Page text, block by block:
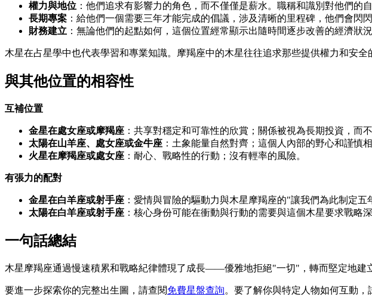
權力與地位 ：他們追求有影響力的角色，而不僅僅是薪水。職稱和識別對他們的
長期專案 ：給他們一個需要三年才能完成的倡議，涉及清晰的里程碑，他們會閃
財務建立 ：無論他們的起點如何，這個位置經常顯示出隨時間逐步改善的經濟狀
木星在占星學中也代表學習和專業知識。摩羯座中的木星往往追求那些提供權力和安
與其他位置的相容性
互補位置
金星在處女座或摩羯座 ：共享對穩定和可靠性的欣賞；關係被視為長期投資，而
太陽在山羊座、處女座或金牛座 ：土象能量自然對齊；這個人內部的野心和謹慎相
火星在摩羯座或處女座 ：耐心、戰略性的行動；沒有輕率的風險。
有張力的配對
金星在白羊座或射手座 ：愛情與冒險的驅動力與木星摩羯座的"讓我們為此制定
太陽在白羊座或射手座 ：核心身份可能在衝動與行動的需要與這個木星要求戰略
一句話總結
木星摩羯座通過慢速積累和戰略紀律體現了成長——優雅地拒絕"一切"，轉而堅定地建
要進一步探索你的完整出生圖，請查閱免費星盤查詢。要了解你與特定人物如何互動，